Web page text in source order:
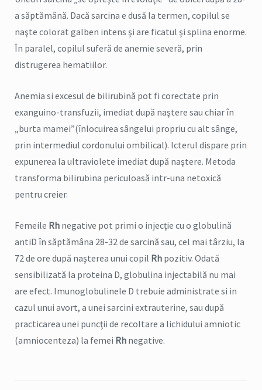
a săptămână. Dacă sarcina e dusă la termen, copilul se
naşte colorat galben intens şi are ficatul şi splina enorme.
În paralel, copilul suferă de anemie severă, prin
distrugerea hematiilor.
Anemia si excesul de bilirubină pot fi corectate prin
exanguino-transfuzii, imediat după naştere sau chiar în
„burta mamei”(înlocuirea sângelui propriu cu alt sânge,
prin intermediul cordonului ombilical). Icterul dispare prin
expunerea la ultraviolete imediat după naştere. Metoda
transforma bilirubina periculoasă intr-una netoxică
pentru creier.
Femeile Rh negative pot primi o injecţie cu o globulină
antiD în săptămâna 28-32 de sarcină sau, cel mai târziu, la
72 de ore după naşterea unui copil Rh pozitiv. Odată
sensibilizată la proteina D, globulina injectabilă nu mai
are efect. Imunoglobulinele D trebuie administrate si in
cazul unui avort, a unei sarcini extrauterine, sau după
practicarea unei puncţii de recoltare a lichidului amniotic
(amniocenteza) la femei Rh negative.